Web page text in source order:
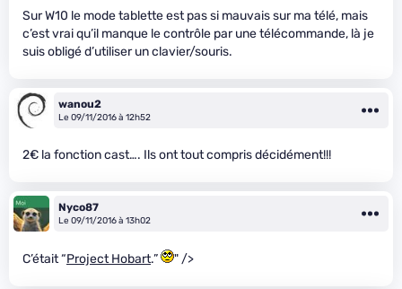
Sur W10 le mode tablette est pas si mauvais sur ma télé, mais
c’est vrai qu’il manque le contrôle par une télécommande, là je
suis obligé d’utiliser un clavier/souris.
wanou2
Le 09/11/2016 à 12h52
2€ la fonction cast…. Ils ont tout compris décidément!!!
Nyco87
Le 09/11/2016 à 13h02
C’était “Project Hobart.” " />